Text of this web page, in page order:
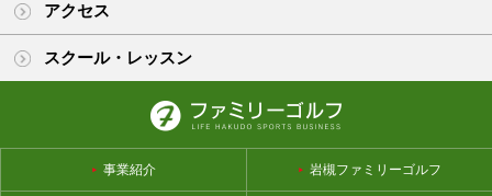
アクセス
スクール・レッスン
事業紹介 岩槻ファミリーゴルフ